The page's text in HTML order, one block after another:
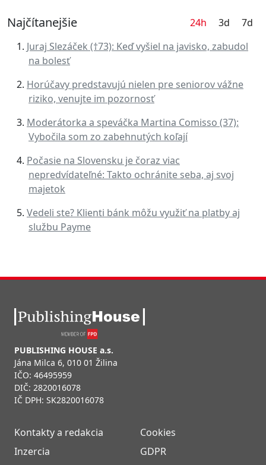
Najčítanejšie 24h 3d
7d
Juraj Slezáček (†73): Keď vyšiel na javisko, zabudol
na bolesť
Horúčavy predstavujú nielen pre seniorov vážne
riziko, venujte im pozornosť
Moderátorka a speváčka Martina Comisso (37):
Vybočila som zo zabehnutých koľají
Počasie na Slovensku je čoraz viac
nepredvídateľné: Takto ochránite seba, aj svoj
majetok
Vedeli ste? Klienti bánk môžu využiť na platby aj
službu Payme
PUBLISHING HOUSE a.s.
Jána Milca 6, 010 01 Žilina
IČO: 46495959
DIČ: 2820016078
IČ DPH: SK2820016078
Kontakty a redakcia
Inzercia
Cookies
GDPR